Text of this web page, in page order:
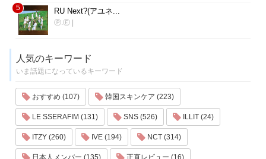
5 RU Next?(アユネ...
Ⓟ.Ⓔ
人気のキーワード
いま話題になっているキーワード
おすすめ (107) 韓国スキンケア (223)
LE SSERAFIM (131) SNS (526) ILLIT (24)
ITZY (260) IVE (194) NCT (314)
日本人メンバー (135) 正直レビュー (16)